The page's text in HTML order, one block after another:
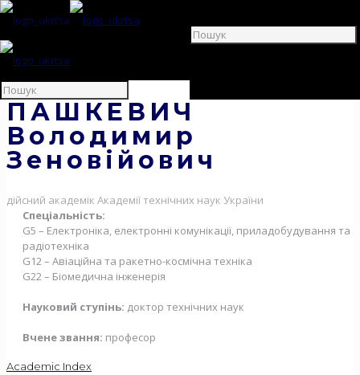
ПАШКЕВИЧ
Володимир
Зеновійович
дійсний академік Академії технічних наук України
Спеціальність:
G5 – Електроніка, електронні комунікації, приладобудування та
радіотехніка
G12 – Авіаційна та ракетно-космічна техніка
G22 – Біомедична інженерія
Науковий ступінь: доктор технічних наук
Вчене звання: професор
Academic Index